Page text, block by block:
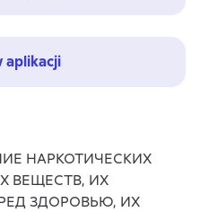
aplikacji
НАРКОТИЧЕСКИХ
ВЕЩЕСТВ, ИХ
ЗДОРОВЬЮ, ИХ